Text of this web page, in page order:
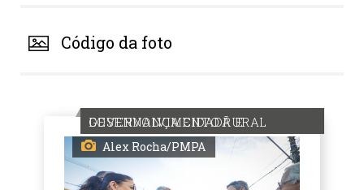
Código da foto
GOVERNANÇA CIDADÃ E DESENVOLVIMENTO RURAL
Alex Rocha/PMPA